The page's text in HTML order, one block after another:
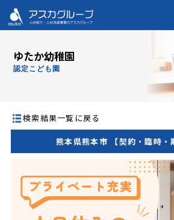
ゆたか幼稚園
認定こども園
検索結果一覧に戻る
熊本県熊本市 【契約・臨時・